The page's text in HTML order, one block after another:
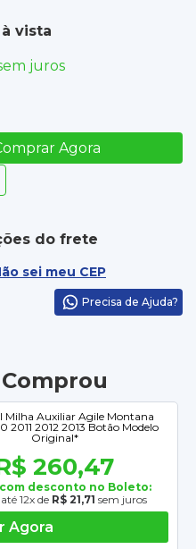
à vista
juros
Agora
do frete
sei meu CEP
Precisa de Ajuda?
Milha Auxiliar Agile Montana
2011 2012 2013 Botão Modelo
Original*
260,47
desconto no Boleto:
12x de R$ 21,71 sem juros
Agora